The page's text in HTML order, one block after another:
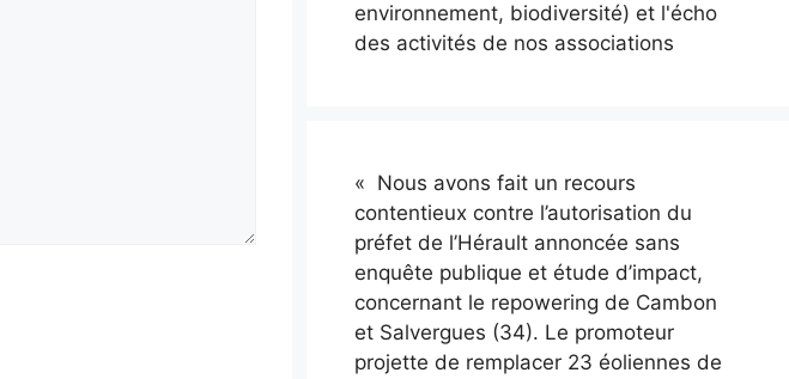
environnement, biodiversité) et l'écho
des activités de nos associations
« Nous avons fait un recours
contentieux contre l’autorisation du
préfet de l’Hérault annoncée sans
enquête publique et étude d’impact,
concernant le repowering de Cambon
et Salvergues (34). Le promoteur
projette de remplacer 23 éoliennes de